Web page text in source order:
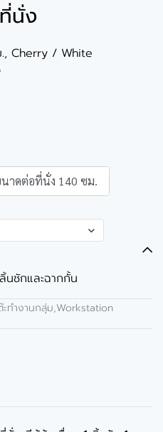
นั่ง
Cherry / White
าดต่อที่นั่ง 140 ซม.
ชักและฉากกั้น
ะทำงานกลุ่ม,Workstation